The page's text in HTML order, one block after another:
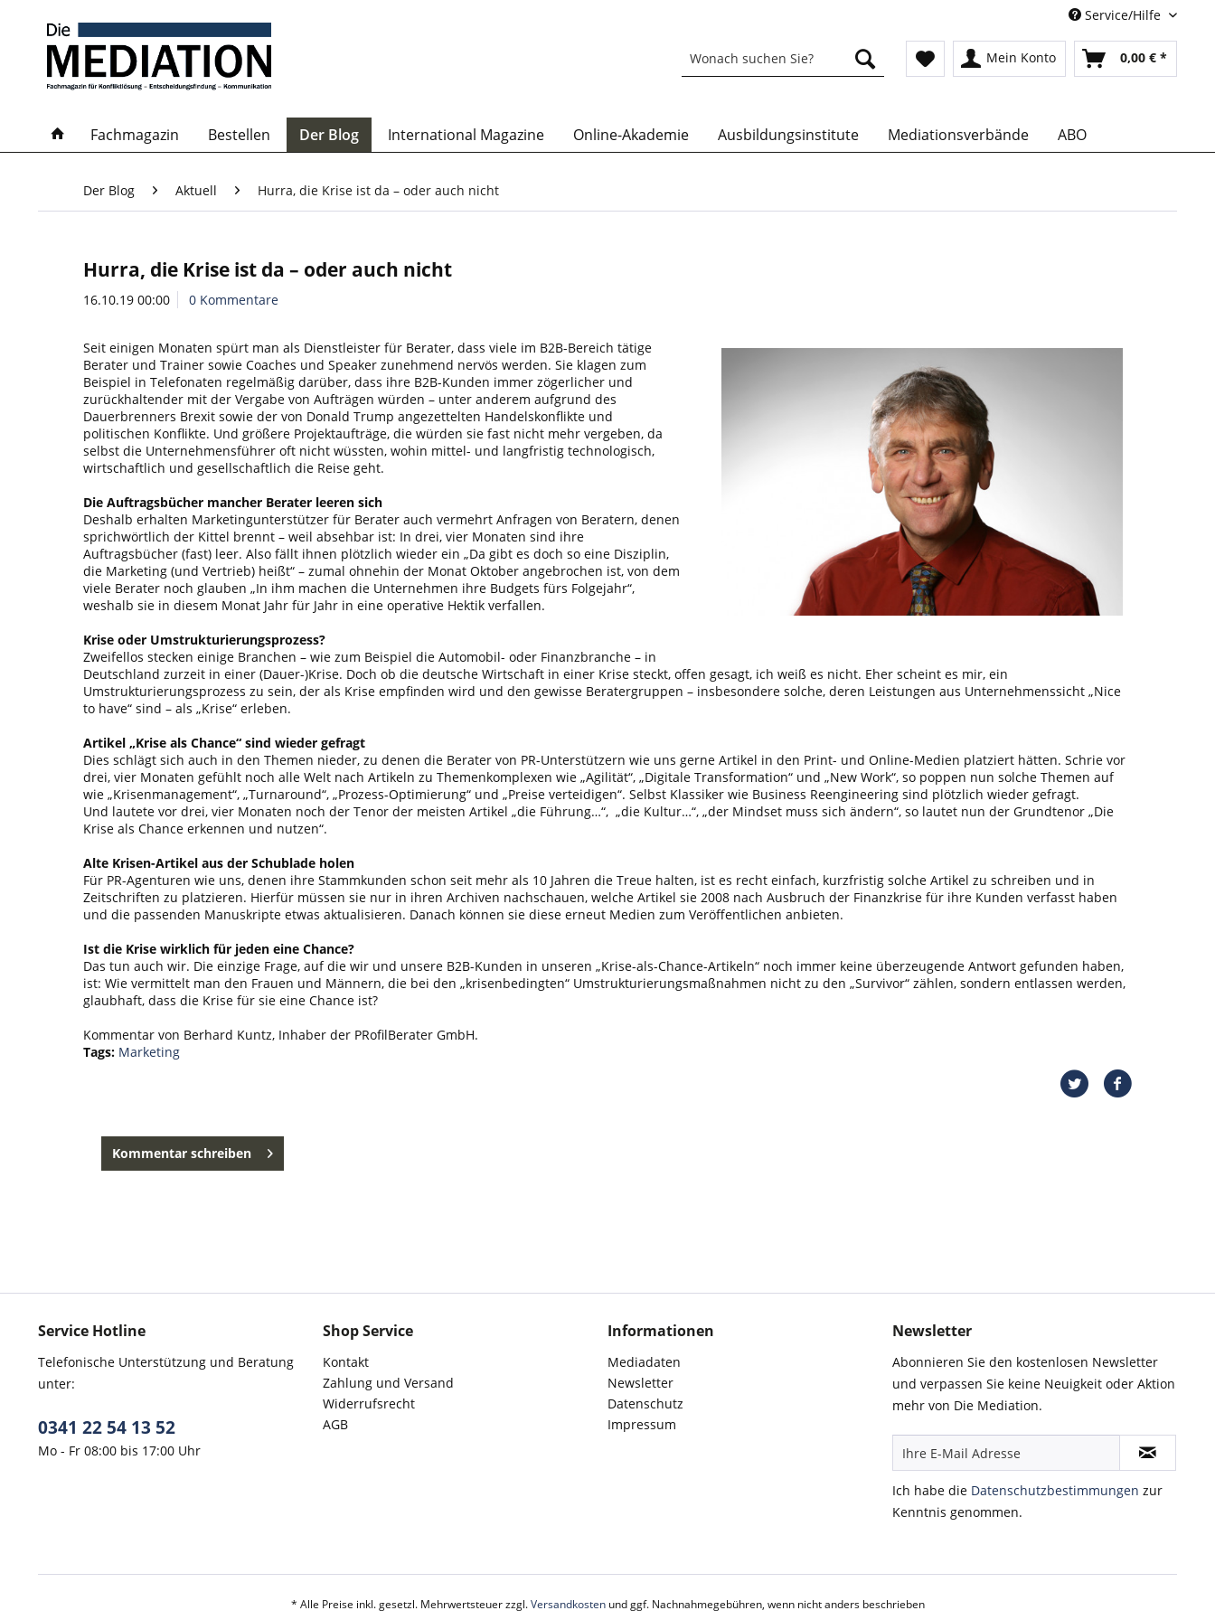
Service/Hilfe
Mein Konto 0,00 € *
Fachmagazin Bestellen Der Blog International Magazine Online-Akademie Ausbildungsinstitute Mediationsverbände ABO
Der Blog Aktuell Hurra, die Krise ist da – oder auch nicht
Hurra, die Krise ist da – oder auch nicht
16.10.19 00:00 0 Kommentare
Seit einigen Monaten spürt man als Dienstleister für Berater, dass viele im B2B-Bereich tätige
Berater und Trainer sowie Coaches und Speaker zunehmend nervös werden. Sie klagen zum
Beispiel in Telefonaten regelmäßig darüber, dass ihre B2B-Kunden immer zögerlicher und
zurückhaltender mit der Vergabe von Aufträgen würden – unter anderem aufgrund des
Dauerbrenners Brexit sowie der von Donald Trump angezettelten Handelskonflikte und
politischen Konflikte. Und größere Projektaufträge, die würden sie fast nicht mehr vergeben, da
selbst die Unternehmensführer oft nicht wüssten, wohin mittel- und langfristig technologisch,
wirtschaftlich und gesellschaftlich die Reise geht.
Die Auftragsbücher mancher Berater leeren sich
Deshalb erhalten Marketingunterstützer für Berater auch vermehrt Anfragen von Beratern, denen
sprichwörtlich der Kittel brennt – weil absehbar ist: In drei, vier Monaten sind ihre
Auftragsbücher (fast) leer. Also fällt ihnen plötzlich wieder ein „Da gibt es doch so eine Disziplin,
die Marketing (und Vertrieb) heißt“ – zumal ohnehin der Monat Oktober angebrochen ist, von dem
viele Berater noch glauben „In ihm machen die Unternehmen ihre Budgets fürs Folgejahr“,
weshalb sie in diesem Monat Jahr für Jahr in eine operative Hektik verfallen.
Krise oder Umstrukturierungsprozess?
Zweifellos stecken einige Branchen – wie zum Beispiel die Automobil- oder Finanzbranche – in
Deutschland zurzeit in einer (Dauer-)Krise. Doch ob die deutsche Wirtschaft in einer Krise steckt, offen gesagt, ich weiß es nicht. Eher scheint es mir, ein
Umstrukturierungsprozess zu sein, der als Krise empfinden wird und den gewisse Beratergruppen – insbesondere solche, deren Leistungen aus Unternehmenssicht „Nice
to have“ sind – als „Krise“ erleben.
Artikel „Krise als Chance“ sind wieder gefragt
Dies schlägt sich auch in den Themen nieder, zu denen die Berater von PR-Unterstützern wie uns gerne Artikel in den Print- und Online-Medien platziert hätten. Schrie vor
drei, vier Monaten gefühlt noch alle Welt nach Artikeln zu Themenkomplexen wie „Agilität“, „Digitale Transformation“ und „New Work“, so poppen nun solche Themen auf
wie „Krisenmanagement“, „Turnaround“, „Prozess-Optimierung“ und „Preise verteidigen“. Selbst Klassiker wie Business Reengineering sind plötzlich wieder gefragt.
Und lautete vor drei, vier Monaten noch der Tenor der meisten Artikel „die Führung…“, „die Kultur…“, „der Mindset muss sich ändern“, so lautet nun der Grundtenor „Die
Krise als Chance erkennen und nutzen“.
Alte Krisen-Artikel aus der Schublade holen
Für PR-Agenturen wie uns, denen ihre Stammkunden schon seit mehr als 10 Jahren die Treue halten, ist es recht einfach, kurzfristig solche Artikel zu schreiben und in
Zeitschriften zu platzieren. Hierfür müssen sie nur in ihren Archiven nachschauen, welche Artikel sie 2008 nach Ausbruch der Finanzkrise für ihre Kunden verfasst haben
und die passenden Manuskripte etwas aktualisieren. Danach können sie diese erneut Medien zum Veröffentlichen anbieten.
Ist die Krise wirklich für jeden eine Chance?
Das tun auch wir. Die einzige Frage, auf die wir und unsere B2B-Kunden in unseren „Krise-als-Chance-Artikeln“ noch immer keine überzeugende Antwort gefunden haben,
ist: Wie vermittelt man den Frauen und Männern, die bei den „krisenbedingten“ Umstrukturierungsmaßnahmen nicht zu den „Survivor“ zählen, sondern entlassen werden,
glaubhaft, dass die Krise für sie eine Chance ist?
Kommentar von Berhard Kuntz, Inhaber der PRofilBerater GmbH.
Tags: Marketing
Kommentar schreiben
Service Hotline
Telefonische Unterstützung und Beratung
unter:
0341 22 54 13 52
Mo - Fr 08:00 bis 17:00 Uhr
Shop Service
Kontakt
Zahlung und Versand
Widerrufsrecht
AGB
Informationen
Mediadaten
Newsletter
Datenschutz
Impressum
Newsletter
Abonnieren Sie den kostenlosen Newsletter
und verpassen Sie keine Neuigkeit oder Aktion
mehr von Die Mediation.
Ich habe die Datenschutzbestimmungen zur
Kenntnis genommen.
* Alle Preise inkl. gesetzl. Mehrwertsteuer zzgl.Versandkostenund ggf. Nachnahmegebühren, wenn nicht anders beschrieben